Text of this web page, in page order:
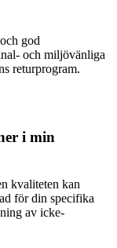
god
och miljövänliga
returprogram.
i min
kvaliteten kan
för din specifika
av icke-